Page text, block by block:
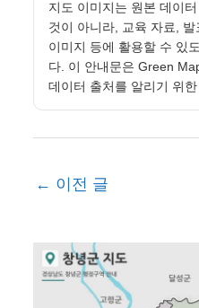
지도 이미지는 원본 데이
것이 아니라, 교육 자료,
이미지 등에 활용할 수 있
다. 이 안내문은 Green
데이터 출처를 알리기 위
← 이전 글